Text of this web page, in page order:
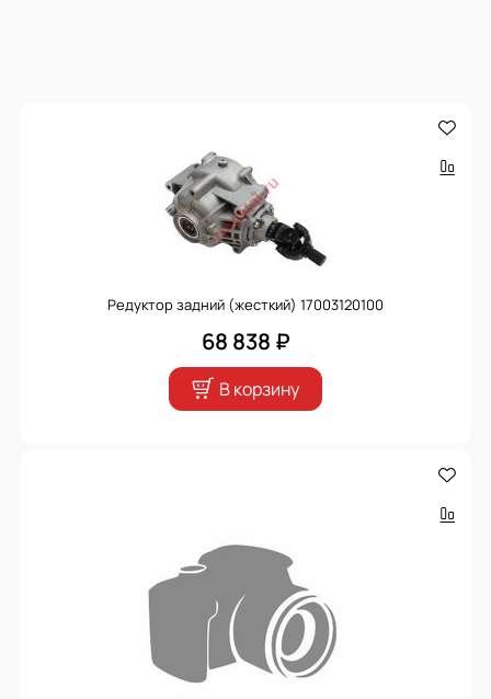
Редуктор задний (жесткий) 17003120100
68 838 ₽
В корзину